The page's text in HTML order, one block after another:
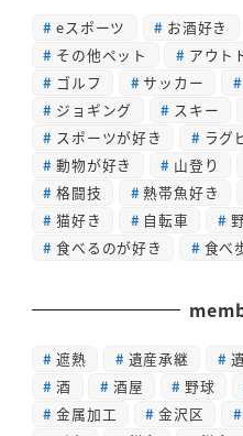
eスポーツ お酒好き
その他ペット
アウト
ゴルフ
サッカー
ジョギング
スキー
スポーツが好き
ラグ
動物が好き
山登り
格闘技
熱帯魚好き
猫好き
自転車
食べるのが好き
食べ
遮熱 遺産承継
酒
酒屋 野球
金属加工
金沢区